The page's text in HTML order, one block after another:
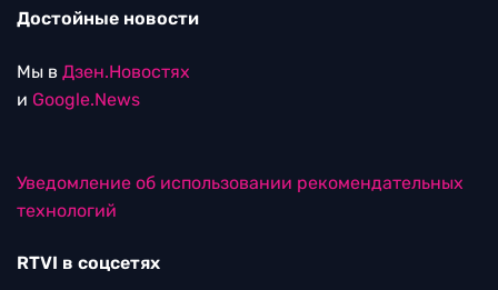
Достойные новости
Мы в Дзен.Новостях
и Google.News
Уведомление об использовании рекомендательных
технологий
RTVI в соцсетях